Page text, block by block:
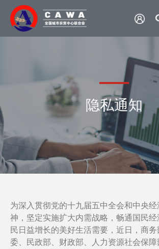
隐私通知
为深入贯彻党的十九届五中全会和中央
神，坚定实施扩大内需战略，畅通国民经
民日益增长的美好生活需要，近日，商
委、民政部、财政部、人力资源社会保